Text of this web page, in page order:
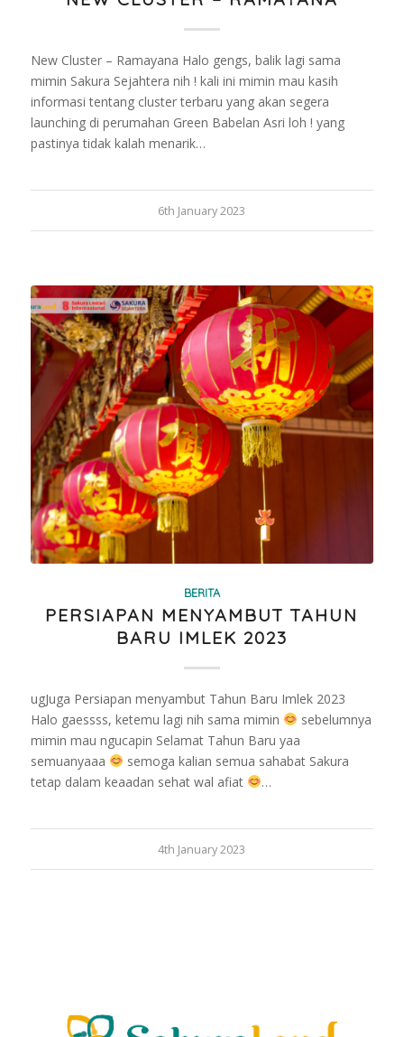
New Cluster – Ramayana Halo gengs, balik lagi sama
mimin Sakura Sejahtera nih ! kali ini mimin mau kasih
informasi tentang cluster terbaru yang akan segera
launching di perumahan Green Babelan Asri loh ! yang
pastinya tidak kalah menarik…
6th January 2023
BERITA
PERSIAPAN MENYAMBUT TAHUN
BARU IMLEK 2023
ugJuga Persiapan menyambut Tahun Baru Imlek 2023
Halo gaessss, ketemu lagi nih sama mimin
sebelumnya
mimin mau ngucapin Selamat Tahun Baru yaa
semuanyaaa
semoga kalian semua sahabat Sakura
tetap dalam keaadan sehat wal afiat
…
4th January 2023